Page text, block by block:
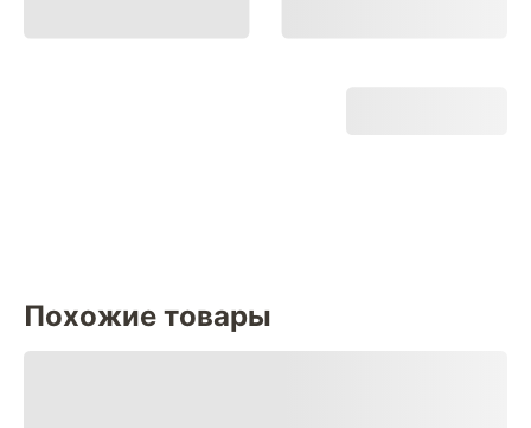
Похожие товары